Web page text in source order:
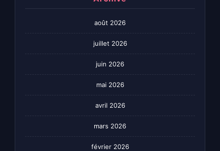
août 2026
juillet 2026
juin 2026
mai 2026
avril 2026
mars 2026
février 2026